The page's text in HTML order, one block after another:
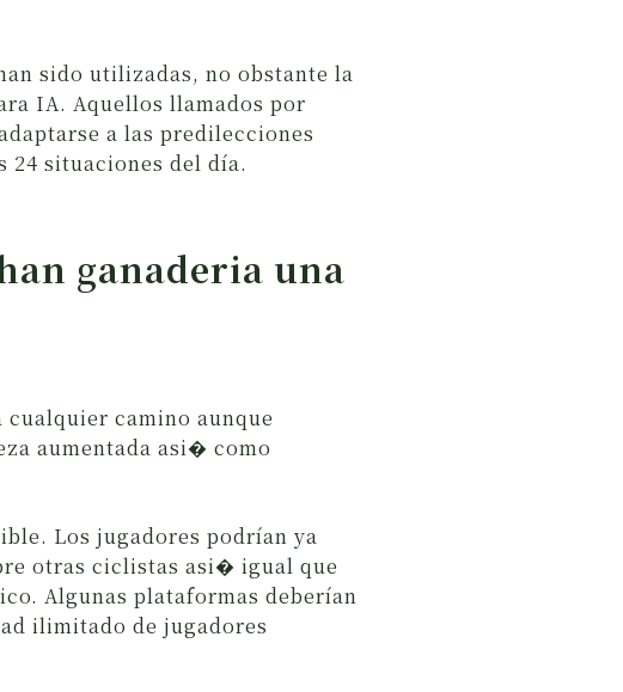
sido utilizadas, no obstante la
IA. Aquellos llamados por
a las predilecciones
24 situaciones del día.
ganaderia una
camino aunque
aumentada asi� como
Los jugadores podrían ya
otras ciclistas asi� igual que
Algunas plataformas deberían
ilimitado de jugadores